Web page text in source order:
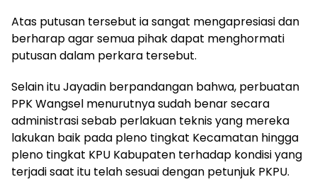
Atas putusan tersebut ia sangat mengapresiasi dan
berharap agar semua pihak dapat menghormati
putusan dalam perkara tersebut.
Selain itu Jayadin berpandangan bahwa, perbuatan
PPK Wangsel menurutnya sudah benar secara
administrasi sebab perlakuan teknis yang mereka
lakukan baik pada pleno tingkat Kecamatan hingga
pleno tingkat KPU Kabupaten terhadap kondisi yang
terjadi saat itu telah sesuai dengan petunjuk PKPU.